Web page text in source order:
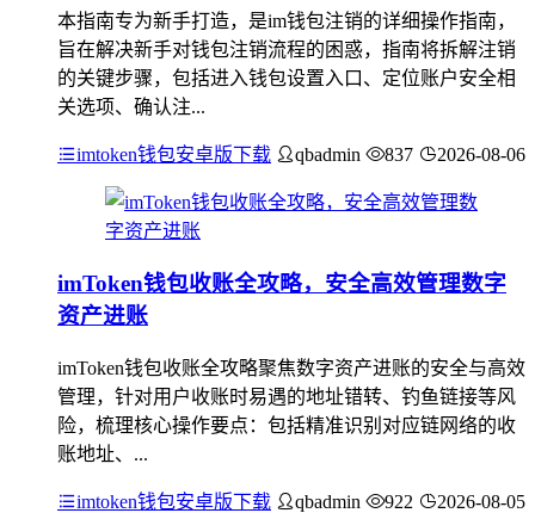
本指南专为新手打造，是im钱包注销的详细操作指南，
旨在解决新手对钱包注销流程的困惑，指南将拆解注销
的关键步骤，包括进入钱包设置入口、定位账户安全相
关选项、确认注...
imtoken钱包安卓版下载 qbadmin 837 2026-08-06
imToken钱包收账全攻略，安全高效管理数字
资产进账
imToken钱包收账全攻略聚焦数字资产进账的安全与高效
管理，针对用户收账时易遇的地址错转、钓鱼链接等风
险，梳理核心操作要点：包括精准识别对应链网络的收
账地址、...
imtoken钱包安卓版下载 qbadmin 922 2026-08-05